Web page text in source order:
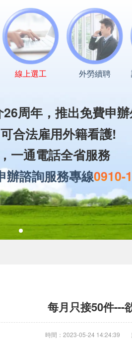
線上選工 外勞續聘
周年， 推出免費申辦
合法雇用外籍看護!
一通電話全省服務
辦諮詢服務專線0910-
每月只接50件---
時間：2023-05-24 14:24:39